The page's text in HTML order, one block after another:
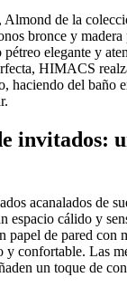
Almond de la
bronce y madera
elegante y
HIMACS
haciendo del baño
invitados:
acanalados de
espacio cálido y
papel de pared con
y confortable. Las
un toque de